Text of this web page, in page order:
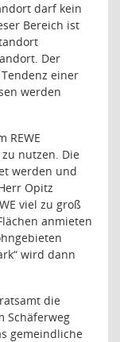
darf kein
Bereich ist
Der
einer
werden
REWE
nutzen. Die
werden und
Opitz
viel zu groß
anmieten
wird dann
die
Schäferweg
gemeindliche